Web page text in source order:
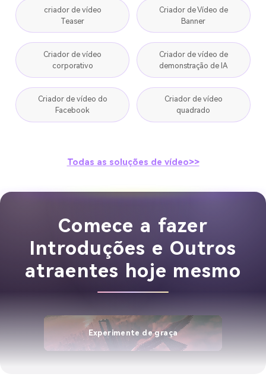
criador de vídeo
Teaser
Criador de Vídeo de
Banner
Criador de vídeo
corporativo
Criador de vídeo de
demonstração de IA
Criador de vídeo do
Facebook
Criador de vídeo
quadrado
Todas as soluções de vídeo>>
Comece a fazer
Introduções e Outros
atraentes hoje mesmo
Experimente de graça